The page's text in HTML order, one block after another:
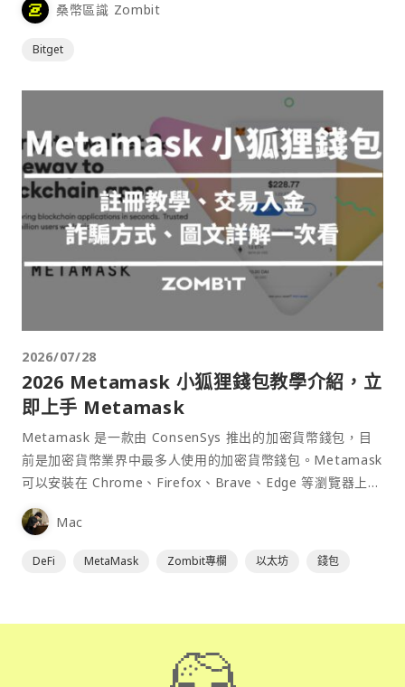
桑幣區識 Zombit
Bitget
2026/07/28
2026 Metamask 小狐狸錢包教學介紹，立
即上手 Metamask
Metamask 是一款由 ConsenSys 推出的加密貨幣錢包，目
前是加密貨幣業界中最多人使用的加密貨幣錢包。Metamask
可以安裝在 Chrome、Firefox、Brave、Edge 等瀏覽器上作
為插件使用，具備許多功能且使用上非常方便。
Mac
DeFi MetaMask Zombit專欄 以太坊 錢包